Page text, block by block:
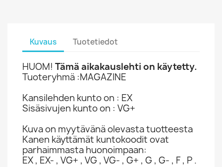
Kuvaus Tuotetiedot
HUOM! Tämä aikakauslehti on käytetty.
Tuoteryhmä :MAGAZINE
Kansilehden kunto on : EX
Sisäsivujen kunto on : VG+
Kuva on myytävänä olevasta tuotteesta
Kanen käyttämät kuntokoodit ovat
parhaimmasta huonoimpaan:
EX , EX- , VG+ , VG , VG- , G+ , G , G- , F , P .